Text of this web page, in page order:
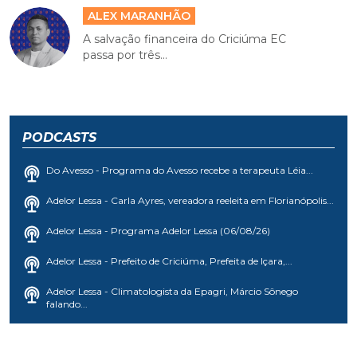
ALEX MARANHÃO
A salvação financeira do Criciúma EC
passa por três...
PODCASTS
Do Avesso - Programa do Avesso recebe a terapeuta Léia...
Adelor Lessa - Carla Ayres, vereadora reeleita em Florianópolis...
Adelor Lessa - Programa Adelor Lessa (06/08/26)
Adelor Lessa - Prefeito de Criciúma, Prefeita de Içara,...
Adelor Lessa - Climatologista da Epagri, Márcio Sônego
falando...